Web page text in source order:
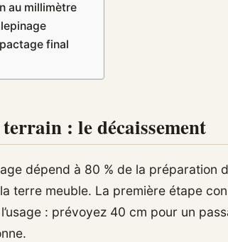
au millimètre
final
: le décaissement
dépend à 80 % de la préparation
terre meuble. La première étape
: prévoyez 40 cm pour un